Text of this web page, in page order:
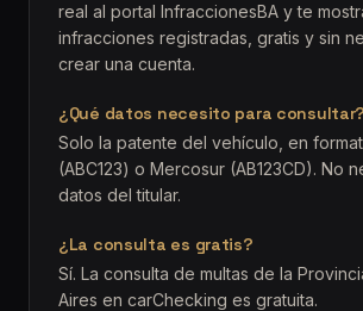
real al portal InfraccionesBA y te
infracciones registradas, gratis y sin
crear una cuenta.
¿Qué datos necesito para consultar?
Solo la patente del vehículo, en
(ABC123) o Mercosur (AB123CD). No
datos del titular.
¿La consulta es gratis?
Sí. La consulta de multas de la
Aires en carChecking es gratuita.